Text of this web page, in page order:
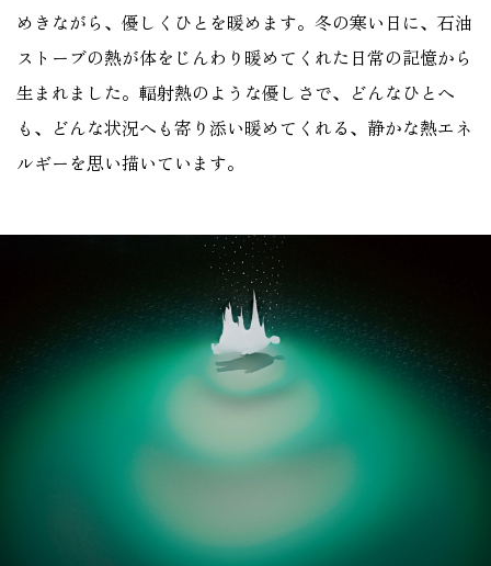
めきながら、優しくひとを暖めます。冬の寒い日に、石油
ストーブの熱が体をじんわり暖めてくれた日常の記憶から
生まれました。輻射熱のような優しさで、どんなひとへ
も、どんな状況へも寄り添い暖めてくれる、静かな熱エネ
ルギーを思い描いています。